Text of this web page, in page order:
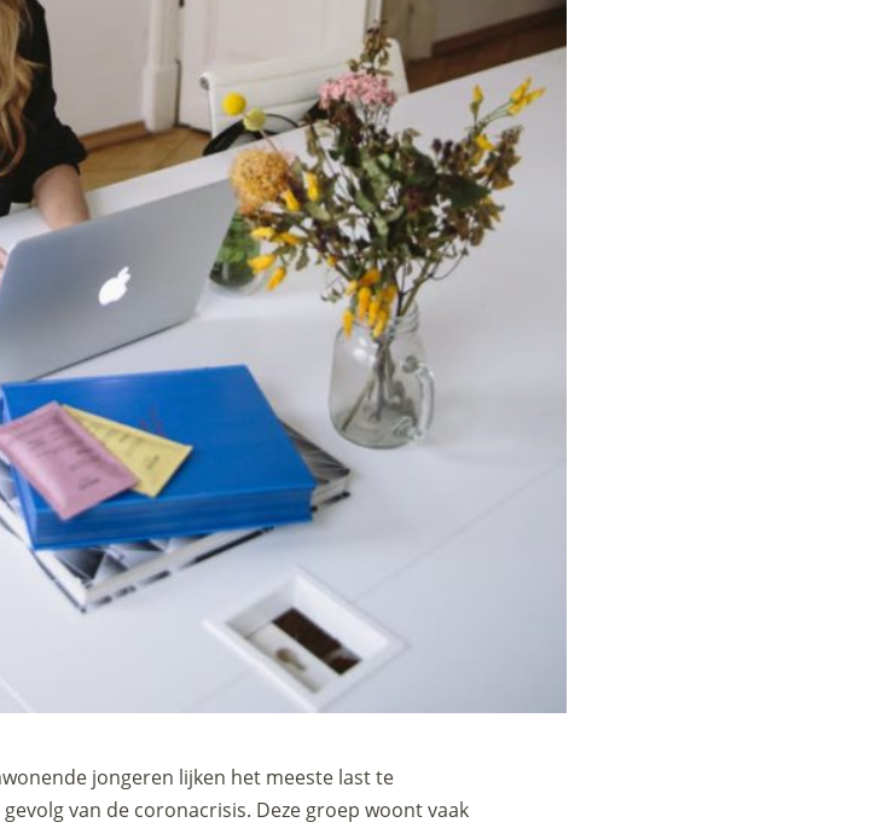
jongeren lijken het meeste last te
van de coronacrisis. Deze groep woont vaak